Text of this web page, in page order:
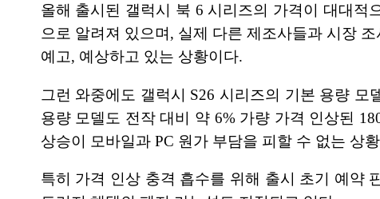
올해 출시된 갤럭시 북 6 시리즈의 가격이 대대적
으로 알려져 있으며, 실제 다른 제조사들과 시장
예고, 예상하고 있는 상황이다.
그런 와중에도 갤럭시 S26 시리즈의 기본 용량
용량 모델도 전작 대비 약 6% 가량 가격 인상된
상승이 모바일과 PC 원가 부담을 피할 수 없는 상
특히 가격 인상 충격 흡수를 위해 출시 초기 예약